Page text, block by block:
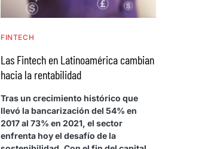
FINTECH
Las Fintech en Latinoamérica cambian
hacia la rentabilidad
Tras un crecimiento histórico que
llevó la bancarización del 54% en
2017 al 73% en 2021, el sector
enfrenta hoy el desafío de la